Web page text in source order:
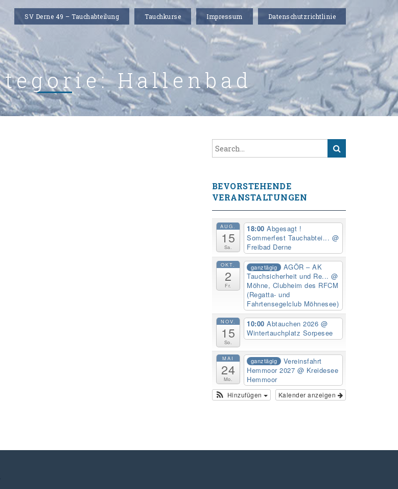
SV Derne 49 – Tauchabteilung Tauchkurse Impressum Datenschutzrichtlinie
Hallenbad
BEVORSTEHENDE
VERANSTALTUNGEN
AUG.
15
Sa.
18:00Abgesagt !
Sommerfest Tauchabtei... @
Freibad Derne
OKT.
2
Fr.
ganztägig
AGÖR – AK
Tauchsicherheit und Re...@
Möhne, Clubheim des RFCM
(Regatta- und
Fahrtensegelclub Möhnesee)
NOV.
15
So.
10:00Abtauchen 2026 @
Wintertauchplatz Sorpesee
MAI
24
Mo.
ganztägig
Vereinsfahrt
Hemmoor 2027 @ Kreidesee
Hemmoor
Kalender anzeigen
Hinzufügen